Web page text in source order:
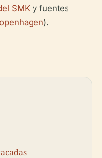
SMK y fuentes
).